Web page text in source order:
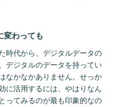
変わっても
時代から、デジタルデータの
デジタルのデータを持ってい
なかなかありません。せっか
に活用するには、やはりなん
ってみるのが最も印象的なの